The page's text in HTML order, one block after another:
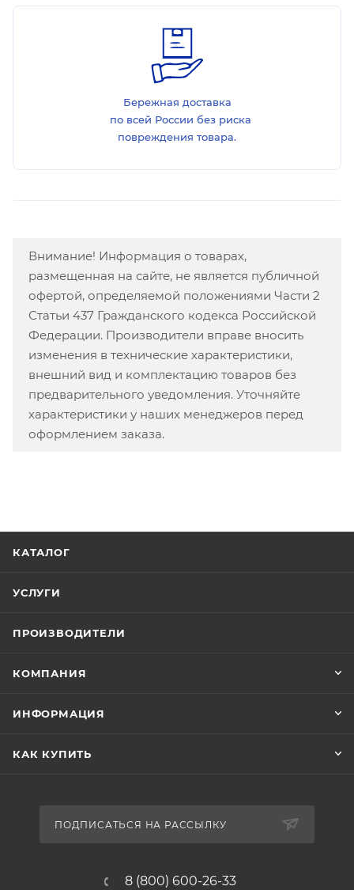
Бережная доставка
по всей России без риска
повреждения товара.
Внимание! Информация о товарах,
размещенная на сайте, не является публичной
офертой, определяемой положениями Части 2
Статьи 437 Гражданского кодекса Российской
Федерации. Производители вправе вносить
изменения в технические характеристики,
внешний вид и комплектацию товаров без
предварительного уведомления. Уточняйте
характеристики у наших менеджеров перед
оформлением заказа.
КАТАЛОГ
УСЛУГИ
ПРОИЗВОДИТЕЛИ
КОМПАНИЯ
ИНФОРМАЦИЯ
КАК КУПИТЬ
ПОДПИСАТЬСЯ НА РАССЫЛКУ
8 (800) 600-26-33